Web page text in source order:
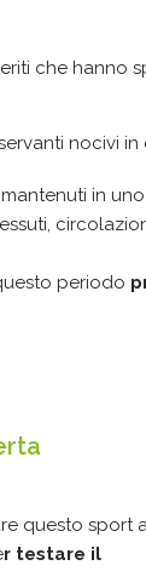
che hanno
nocivi in
in
periodo
questo sport
r testare il